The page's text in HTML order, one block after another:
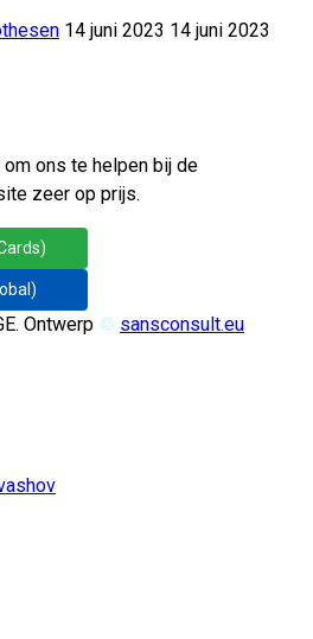
14 juni 2023 14 juni 2023
ons te helpen bij de
zeer op prijs.
Ontwerp ♲ sansconsult.eu